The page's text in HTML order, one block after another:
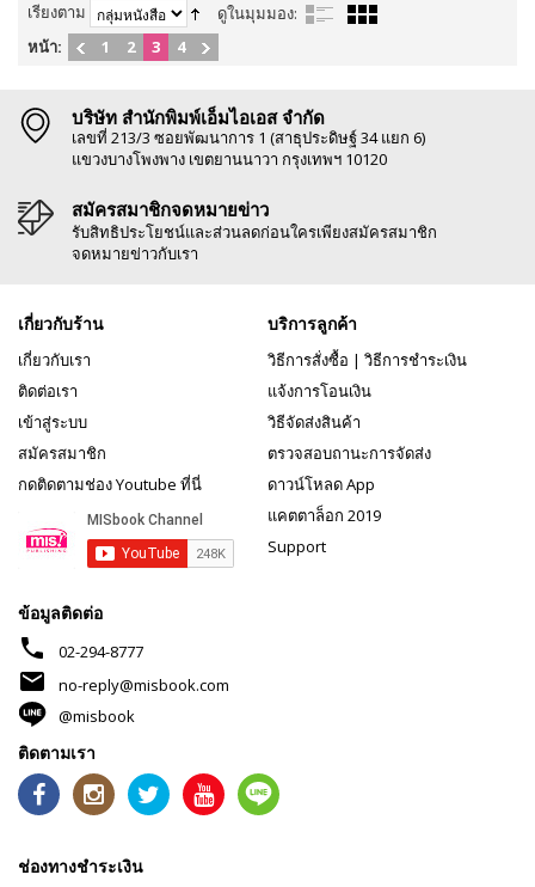
เรียงตาม
ดูในมุมมอง:
หน้า:
1 2 3 4
บริษัท สำนักพิมพ์เอ็มไอเอส จำกัด
เลขที่ 213/3 ซอยพัฒนาการ 1 (สาธุประดิษฐ์ 34 แยก 6)
แขวงบางโพงพาง เขตยานนาวา กรุงเทพฯ 10120
สมัครสมาชิกจดหมายข่าว
รับสิทธิประโยชน์และส่วนลดก่อนใครเพียงสมัครสมาชิก
จดหมายข่าวกับเรา
เกี่ยวกับร้าน
เกี่ยวกับเรา
ติดต่อเรา
เข้าสู่ระบบ
สมัครสมาชิก
กดติดตามช่อง Youtube ที่นี่
บริการลูกค้า
วิธีการสั่งซื้อ | วิธีการชำระเงิน
แจ้งการโอนเงิน
วิธีจัดส่งสินค้า
ตรวจสอบถานะการจัดส่ง
ดาวน์โหลด App
แคตตาล็อก 2019
Support
ข้อมูลติดต่อ
phone 02-294-8777
mail
no-reply@misbook.com
@misbook
ติดตามเรา
ช่องทางชำระเงิน